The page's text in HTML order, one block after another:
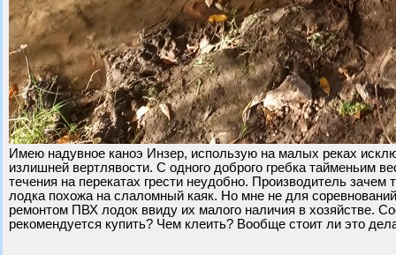
Имею надувное каноэ Инзер, использую на малых реках
излишней вертлявости. С одного доброго гребка тайменьим
течения на перекатах грести неудобно. Производитель
лодка похожа на слаломный каяк. Но мне не для
ремонтом ПВХ лодок ввиду их малого наличия в хозяйстве.
рекомендуется купить? Чем клеить? Вообще стоит ли это